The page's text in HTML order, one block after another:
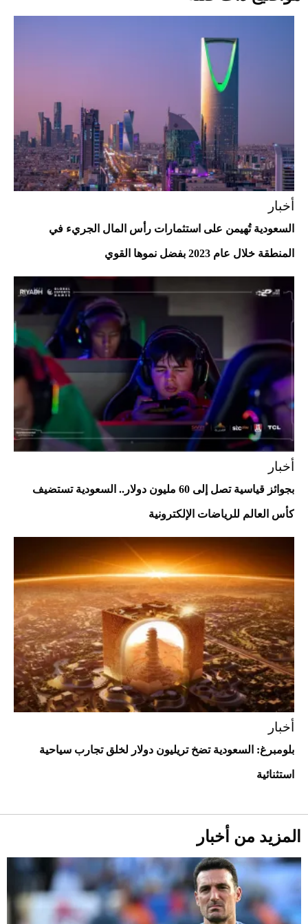
أغلى 10 عطور في العالم للرجال تمنحك فخامة
استثنائية
Aston Martin Valiant: على هوى الأبطال
أفضل تدريج للشعر الطويل لإطلالة جريئة وعصرية
أحذية Mary Jane: ترف وأناقة للرجال
2026-07-23
أخبار
السعودية تُهيمن على استثمارات رأس المال الجريء في
المنطقة خلال عام 2023 بفضل نموها القوي
أخبار
بجوائز قياسية تصل إلى 60 مليون دولار.. السعودية تستضيف
كأس العالم للرياضات الإلكترونية
أخبار
بلومبرغ: السعودية تضخ تريليون دولار لخلق تجارب سياحية
استثنائية
المزيد من أخبار